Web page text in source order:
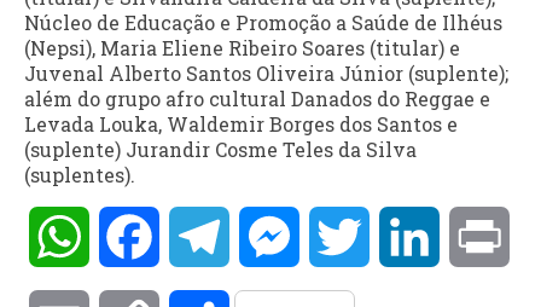
Núcleo de Educação e Promoção a Saúde de Ilhéus
(Nepsi), Maria Eliene Ribeiro Soares (titular) e
Juvenal Alberto Santos Oliveira Júnior (suplente);
além do grupo afro cultural Danados do Reggae e
Levada Louka, Waldemir Borges dos Santos e
(suplente) Jurandir Cosme Teles da Silva
(suplentes).
WhatsAppFacebookTelegramMessengerTwitter LinkedIn